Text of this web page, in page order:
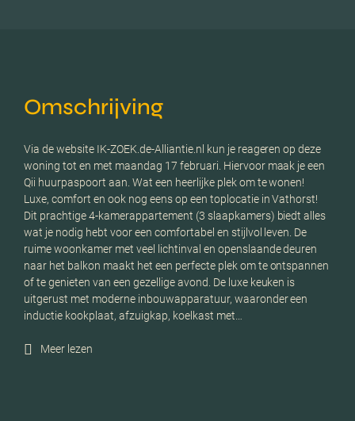
Omschrijving
Via de website IK-ZOEK.de-Alliantie.nl kun je reageren op deze
woning tot en met maandag 17 februari. Hiervoor maak je een
Qii huurpaspoort aan. Wat een heerlijke plek om te wonen!
Luxe, comfort en ook nog eens op een toplocatie in Vathorst!
Dit prachtige 4-kamerappartement (3 slaapkamers) biedt alles
wat je nodig hebt voor een comfortabel en stijlvol leven. De
ruime woonkamer met veel lichtinval en openslaande deuren
naar het balkon maakt het een perfecte plek om te ontspannen
of te genieten van een gezellige avond. De luxe keuken is
uitgerust met moderne inbouwapparatuur, waaronder een
inductie kookplaat, afzuigkap, koelkast met…
Meer lezen